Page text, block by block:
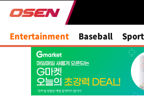
Entertainment Baseball